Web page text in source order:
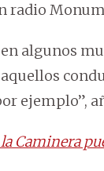
radio
algunos
ejemplo”,
Caminera